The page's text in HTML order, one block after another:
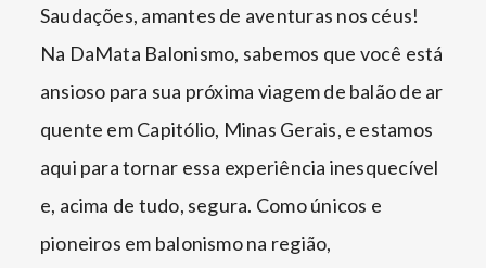
Saudações, amantes de aventuras nos céus!
Na DaMata Balonismo, sabemos que você está
ansioso para sua próxima viagem de balão de ar
quente em Capitólio, Minas Gerais, e estamos
aqui para tornar essa experiência inesquecível
e, acima de tudo, segura. Como únicos e
pioneiros em balonismo na região,